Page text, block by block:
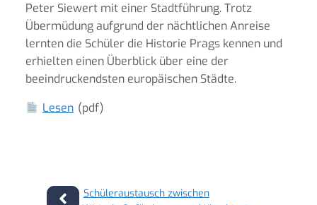
Peter Siewert mit einer Stadtführung. Trotz
Übermüdung aufgrund der nächtlichen Anreise
lernten die Schüler die Historie Prags kennen und
erhielten einen Überblick über eine der
beeindruckendsten europäischen Städte.
Lesen (pdf)
Schüleraustausch zwischen